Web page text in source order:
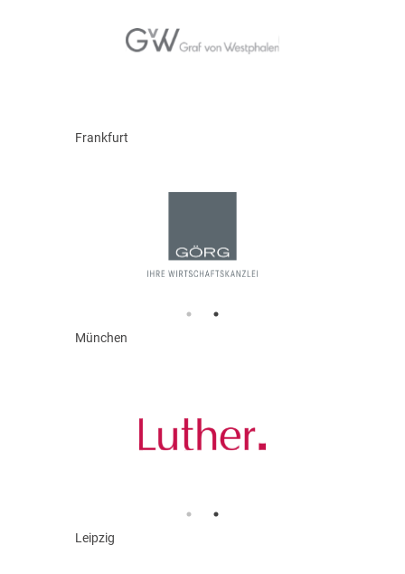
Frankfurt
München
Leipzig